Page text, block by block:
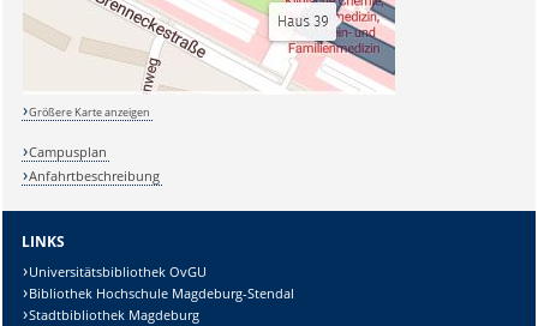
Größere Karte anzeigen
Campusplan
Anfahrtbeschreibung
LINKS
Universitätsbibliothek OvGU
Bibliothek Hochschule Magdeburg-Stendal
Stadtbibliothek Magdeburg